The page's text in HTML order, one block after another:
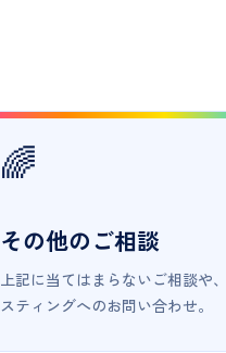
🌈
その他のご相談
上記に当てはまらないご相談や
スティングへのお問い合わせ。